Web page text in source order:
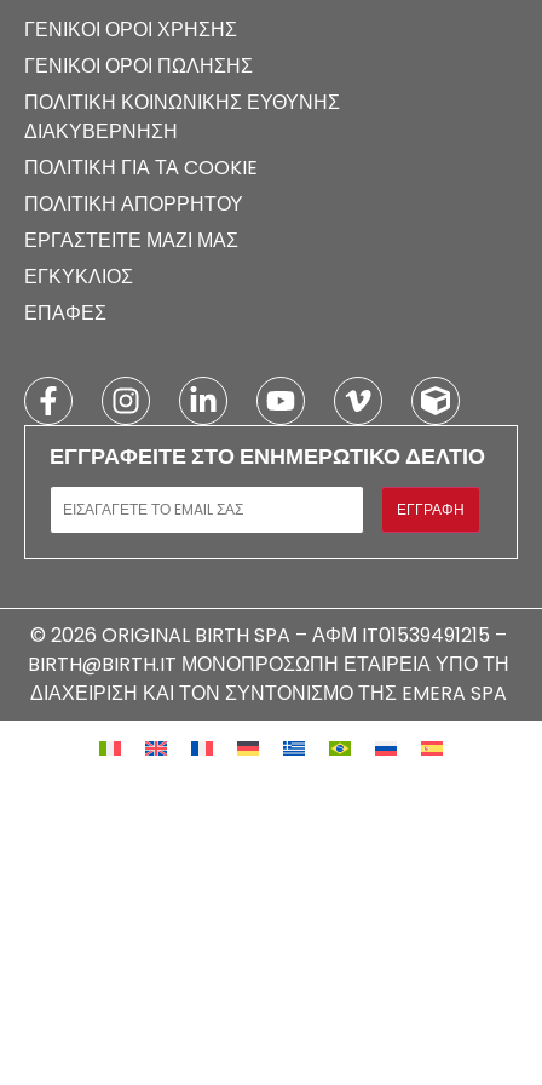
ΓΕΝΙΚΟΊ ΌΡΟΙ ΧΡΉΣΗΣ
ΓΕΝΙΚΟΊ ΌΡΟΙ ΠΏΛΗΣΗΣ
ΠΟΛΙΤΙΚΉ ΚΟΙΝΩΝΙΚΉΣ ΕΥΘΎΝΗΣ
ΔΙΑΚΥΒΈΡΝΗΣΗ
ΠΟΛΙΤΙΚΉ ΓΙΑ ΤΑ COOKIE
ΠΟΛΙΤΙΚΉ ΑΠΟΡΡΉΤΟΥ
ΕΡΓΑΣΤΕΊΤΕ ΜΑΖΊ ΜΑΣ
ΕΓΚΎΚΛΙΟΣ
ΕΠΑΦΈΣ
ΕΓΓΡΑΦΕΊΤΕ ΣΤΟ ΕΝΗΜΕΡΩΤΙΚΌ ΔΕΛΤΊΟ
E-MAIL
ΕΓΓΡΑΦΉ
© 2026 ORIGINAL BIRTH SPA – ΑΦΜ IT01539491215 –
BIRTH@BIRTH.IT ΜΟΝΟΠΡΌΣΩΠΗ ΕΤΑΙΡΕΊΑ ΥΠΌ ΤΗ
ΔΙΑΧΕΊΡΙΣΗ ΚΑΙ ΤΟΝ ΣΥΝΤΟΝΙΣΜΌ ΤΗΣ EMERA SPA